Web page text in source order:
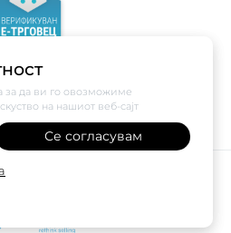
да ви го овозможиме
на нашиот веб-сајт
Се согласувам
x